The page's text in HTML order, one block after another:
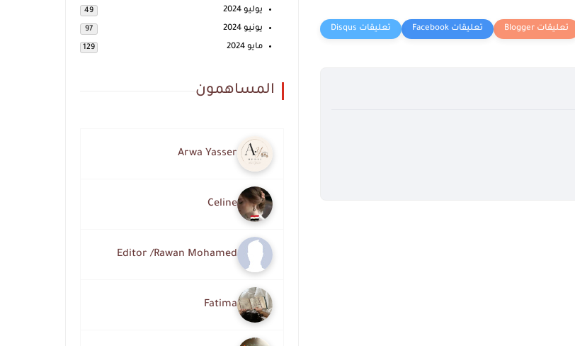
يوليو 2024 49
يونيو 2024 97
مايو 2024 129
المساهمون
Arwa Yasser
Celine
Editor /Rawan Mohamed
Fatima